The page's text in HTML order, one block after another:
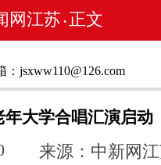
网江苏 • 正文
：jsxww110@126.com
大学合唱汇演启动
来源：中新网